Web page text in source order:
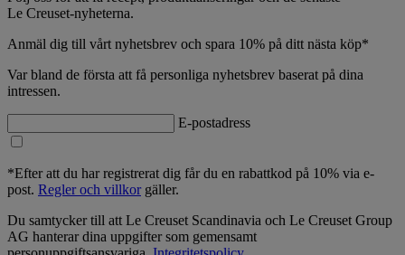
Le Creuset-nyheterna.
Anmäl dig till vårt nyhetsbrev och spara 10% på ditt nästa köp*
Var bland de första att få personliga nyhetsbrev baserat på dina
intressen.
E-postadress
*Efter att du har registrerat dig får du en rabattkod på 10% via e-
post. Regler och villkorgäller.
Du samtycker till att Le Creuset Scandinavia och Le Creuset Group
AG hanterar dina uppgifter som gemensamt